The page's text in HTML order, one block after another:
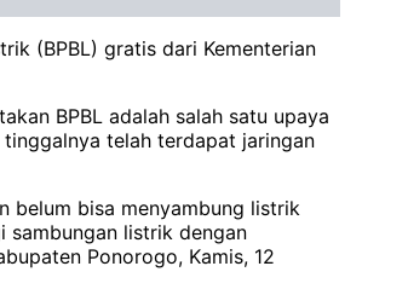
(BPBL) gratis dari Kementerian
BPBL adalah salah satu upaya
telah terdapat jaringan
belum bisa menyambung listrik
sambungan listrik dengan
Ponorogo, Kamis, 12